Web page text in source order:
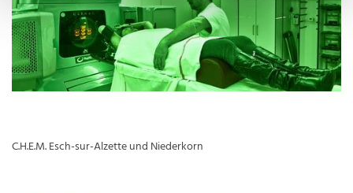
C.H.E.M. Esch-sur-Alzette und Niederkorn